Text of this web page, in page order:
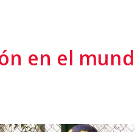
en el